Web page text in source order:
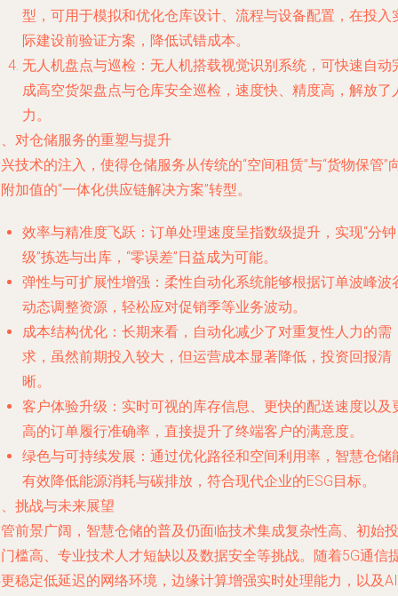
型，可用于模拟和优化仓库设计、流程与设备配置，在投入
际建设前验证方案，降低试错成本。
无人机盘点与巡检：无人机搭载视觉识别系统，可快速自动
成高空货架盘点与仓库安全巡检，速度快、精度高，解放了
力。
对仓储服务的重塑与提升
技术的注入，使得仓储服务从传统的“空间租赁”与“货物保管”
加值的“一体化供应链解决方案”转型。
效率与精准度飞跃 ：订单处理速度呈指数级提升，实现“分钟
级”拣选与出库，“零误差”日益成为可能。
弹性与可扩展性增强 ：柔性自动化系统能够根据订单波峰波
动态调整资源，轻松应对促销季等业务波动。
成本结构优化 ：长期来看，自动化减少了对重复性人力的需
求，虽然前期投入较大，但运营成本显著降低，投资回报清
晰。
客户体验升级 ：实时可视的库存信息、更快的配送速度以及
高的订单履行准确率，直接提升了终端客户的满意度。
绿色与可持续发展 ：通过优化路径和空间利用率，智慧仓储
有效降低能源消耗与碳排放，符合现代企业的ESG目标。
挑战与未来展望
前景广阔，智慧仓储的普及仍面临技术集成复杂性高、初始投
槛高、专业技术人才短缺以及数据安全等挑战。随着5G通信
稳定低延迟的网络环境，边缘计算增强实时处理能力，以及AI